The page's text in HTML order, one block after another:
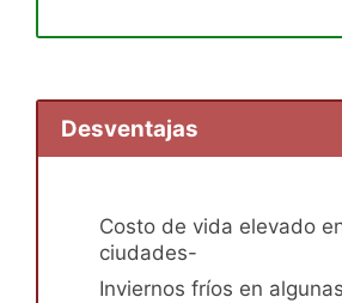
Desventajas
Costo de vida elevado
ciudades-
Inviernos fríos en